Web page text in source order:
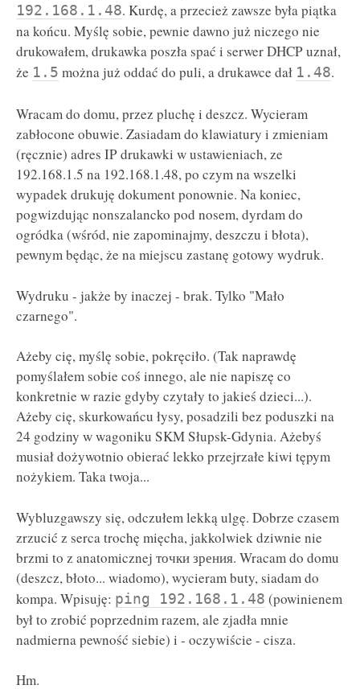
192.168.1.48. Kurdę, a przecież zawsze była piątka
na końcu. Myślę sobie, pewnie dawno już niczego nie
drukowałem, drukawka poszła spać i serwer DHCP uznał,
że 1.5 można już oddać do puli, a drukawce dał 1.48.
Wracam do domu, przez pluchę i deszcz. Wycieram
zabłocone obuwie. Zasiadam do klawiatury i zmieniam
(ręcznie) adres IP drukawki w ustawieniach, ze
192.168.1.5 na 192.168.1.48, po czym na wszelki
wypadek drukuję dokument ponownie. Na koniec,
pogwizdując nonszalancko pod nosem, dyrdam do
ogródka (wśród, nie zapominajmy, deszczu i błota),
pewnym będąc, że na miejscu zastanę gotowy wydruk.
Wydruku - jakże by inaczej - brak. Tylko "Mało
czarnego".
Ażeby cię, myślę sobie, pokręciło. (Tak naprawdę
pomyślałem sobie coś innego, ale nie napiszę co
konkretnie w razie gdyby czytały to jakieś dzieci...).
Ażeby cię, skurkowańcu łysy, posadzili bez poduszki na
24 godziny w wagoniku SKM Słupsk-Gdynia. Ażebyś
musiał dożywotnio obierać lekko przejrzałe kiwi tępym
nożykiem. Taka twoja...
Wybluzgawszy się, odczułem lekką ulgę. Dobrze czasem
zrzucić z serca trochę mięcha, jakkolwiek dziwnie nie
brzmi to z anatomicznej точки зрения. Wracam do domu
(deszcz, błoto... wiadomo), wycieram buty, siadam do
kompa. Wpisuję: ping 192.168.1.48 (powinienem
był to zrobić poprzednim razem, ale zjadła mnie
nadmierna pewność siebie) i - oczywiście - cisza.
Hm.